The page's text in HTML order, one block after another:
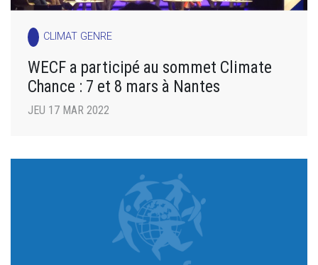
CLIMAT GENRE
WECF a participé au sommet Climate
Chance : 7 et 8 mars à Nantes
JEU 17 MAR 2022